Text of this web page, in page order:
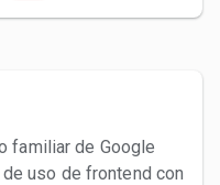
familiar de Google
uso de frontend con